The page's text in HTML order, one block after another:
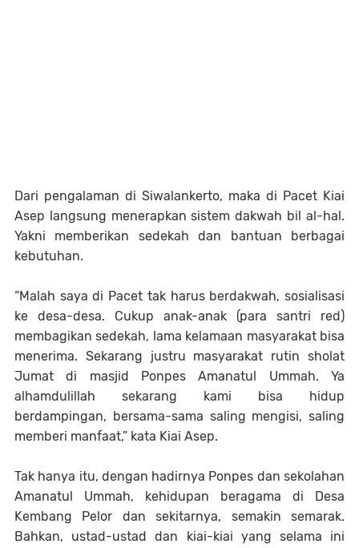
Dari pengalaman di Siwalankerto, maka di Pacet Kiai
Asep langsung menerapkan sistem dakwah bil al-hal.
Yakni memberikan sedekah dan bantuan berbagai
kebutuhan.
“Malah saya di Pacet tak harus berdakwah, sosialisasi
ke desa-desa. Cukup anak-anak (para santri red)
membagikan sedekah, lama kelamaan masyarakat bisa
menerima. Sekarang justru masyarakat rutin sholat
Jumat di masjid Ponpes Amanatul Ummah. Ya
alhamdulillah sekarang kami bisa hidup
berdampingan, bersama-sama saling mengisi, saling
memberi manfaat,” kata Kiai Asep.
Tak hanya itu, dengan hadirnya Ponpes dan sekolahan
Amanatul Ummah, kehidupan beragama di Desa
Kembang Pelor dan sekitarnya, semakin semarak.
Bahkan, ustad-ustad dan kiai-kiai yang selama ini